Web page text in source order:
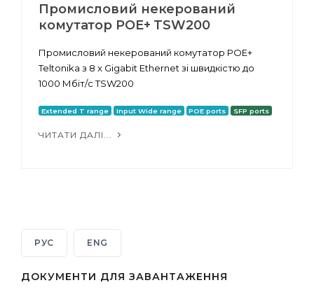
Промисловий некерований
комутатор POE+ TSW200
Промисловий некерований комутатор POE+
Teltonika з 8 x Gigabit Ethernet зі швидкістю до
1000 Мбіт/с TSW200
Extended T range Input Wide range POE ports SFP ports
ЧИТАТИ ДАЛІ...
РУС ENG
ДОКУМЕНТИ ДЛЯ ЗАВАНТАЖЕННЯ